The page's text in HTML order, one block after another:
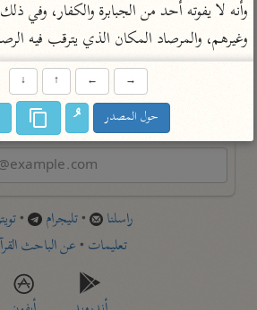
اشترك لتصلك أخبار مشاريعنا
راسلنا •تليجرام •
تعليمات •عن الباحث
وغيرهم، والمرصاد المكان الذي يترقب فيه
→
←
↑
↓
حول المصدر